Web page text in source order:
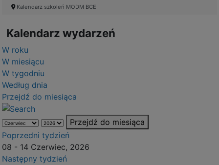
Kalendarz szkoleń MODM BCE
Kalendarz wydarzeń
W roku
W miesiącu
W tygodniu
Według dnia
Przejdź do miesiąca
Przejdź do miesiąca
Poprzedni tydzień
08 - 14 Czerwiec, 2026
Następny tydzień